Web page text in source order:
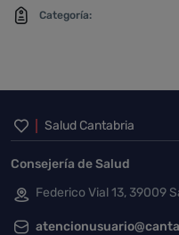
Categoría:
Inicio del pie
Salud Cantabria
Consejería de Salud
Federico Vial 13, 39009